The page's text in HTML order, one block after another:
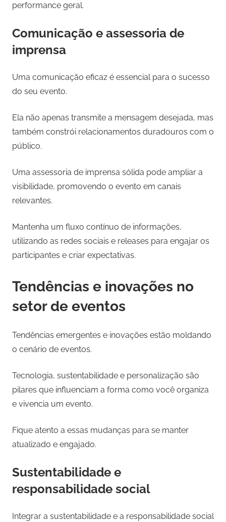
performance geral.
Comunicação e assessoria de
imprensa
Uma comunicação eficaz é essencial para o sucesso
do seu evento.
Ela não apenas transmite a mensagem desejada, mas
também constrói relacionamentos duradouros com o
público.
Uma assessoria de imprensa sólida pode ampliar a
visibilidade, promovendo o evento em canais
relevantes.
Mantenha um fluxo contínuo de informações,
utilizando as redes sociais e releases para engajar os
participantes e criar expectativas.
Tendências e inovações no
setor de eventos
Tendências emergentes e inovações estão moldando
o cenário de eventos.
Tecnologia, sustentabilidade e personalização são
pilares que influenciam a forma como você organiza
e vivencia um evento.
Fique atento a essas mudanças para se manter
atualizado e engajado.
Sustentabilidade e
responsabilidade social
Integrar a sustentabilidade e a responsabilidade social